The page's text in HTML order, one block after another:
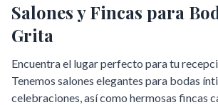
Salones y Fincas para
Grita
Encuentra el lugar perfecto para tu
Tenemos salones elegantes para bodas
celebraciones, así como hermosas fincas